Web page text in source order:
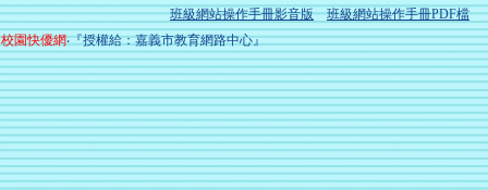
班級網站操作手冊影音版
班級網站操作手冊PDF檔
校園快優網‧『授權給：嘉義市教育網路中心』